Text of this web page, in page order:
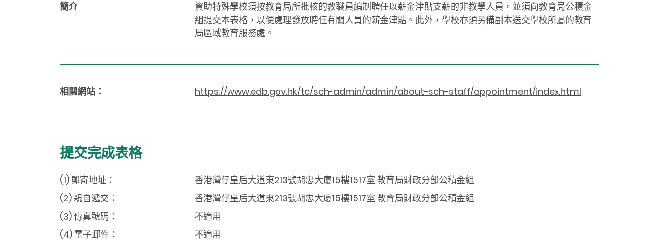
簡介
資助特殊學校須按教育局所批核的教職員編制聘任以薪金津貼支薪的非教學人員，並須向教育局公積金
組提交本表格，以便處理發放聘任有關人員的薪金津貼。此外，學校亦須另備副本送交學校所屬的教育
局區域教育服務處。
相關網站： https://www.edb.gov.hk/tc/sch-admin/admin/about-sch-staff/appointment/index.html
提交完成表格
(1) 郵寄地址：
香港灣仔皇后大道東213號胡忠大廈15樓1517室 教育局財政分部公積金組
(2) 親自遞交：
香港灣仔皇后大道東213號胡忠大廈15樓1517室 教育局財政分部公積金組
(3) 傳真號碼：
不適用
(4) 電子郵件：
不適用